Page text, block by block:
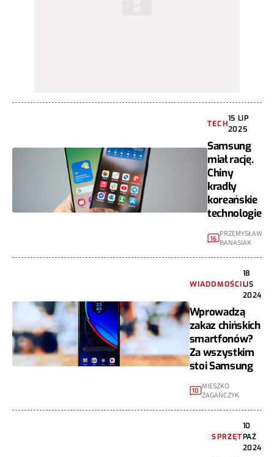
TECH
15 LIP
2025
Samsung
miał rację.
Chiny
kradły
koreańskie
technologie
16 PRZEMYSŁAW
BANASIAK
WIADOMOŚCI
18
LIS
2024
Wprowadzą
zakaz chińskich
smartfonów?
Za wszystkim
stoi Samsung
10 MIESZKO
ZAGAŃCZYK
SPRZĘT
10
PAŹ
2024